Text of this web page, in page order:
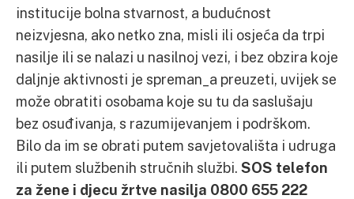
institucije bolna stvarnost, a budućnost
neizvjesna, ako netko zna, misli ili osjeća da trpi
nasilje ili se nalazi u nasilnoj vezi, i bez obzira koje
daljnje aktivnosti je spreman_a preuzeti, uvijek se
može obratiti osobama koje su tu da saslušaju
bez osuđivanja, s razumijevanjem i podrškom.
Bilo da im se obrati putem savjetovališta i udruga
ili putem službenih stručnih službi. SOS telefon
za žene i djecu žrtve nasilja 0800 655 222